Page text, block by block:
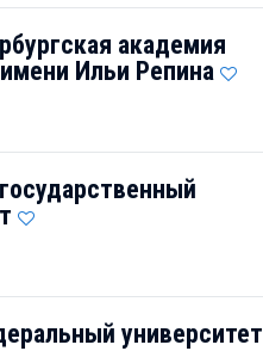
академия
Ильи Репина
университет